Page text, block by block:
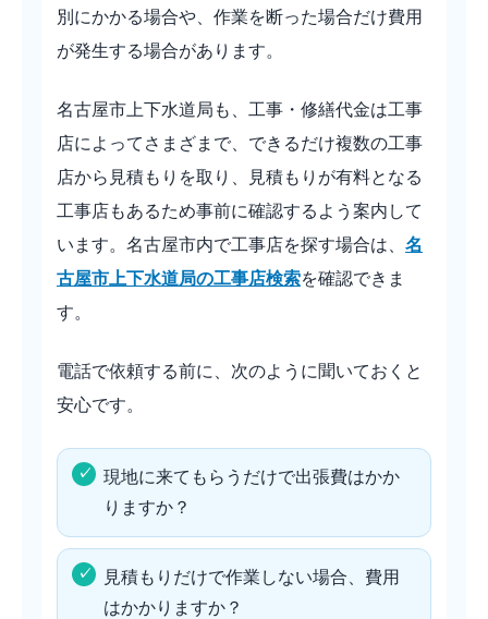
別にかかる場合や、作業を断った場合だけ費用
が発生する場合があります。
名古屋市上下水道局も、工事・修繕代金は工事
店によってさまざまで、できるだけ複数の工事
店から見積もりを取り、見積もりが有料となる
工事店もあるため事前に確認するよう案内して
います。名古屋市内で工事店を探す場合は、 名
古屋市上下水道局の工事店検索を確認できま
す。
電話で依頼する前に、次のように聞いておくと
安心です。
現地に来てもらうだけで出張費はかか
りますか？
見積もりだけで作業しない場合、費用
はかかりますか？